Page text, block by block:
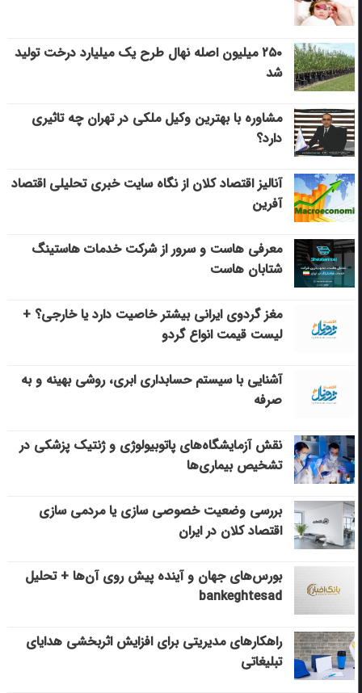
۲۵۰ میلیون اصله نهال طرح یک میلیارد درخت تولید
شد
مشاوره با بهترین وکیل ملکی در تهران چه تاثیری
دارد؟
آنالیز اقتصاد کلان از نگاه سایت خبری تحلیلی اقتصاد
آفرین
معرفی هاست و سرور از شرکت خدمات هاستینگ
شتابان هاست
مغز گردوی ایرانی بیشتر خاصیت دارد یا خارجی؟ +
لیست قیمت انواع گردو
آشنایی با سیستم حسابداری ابری، روشی بهینه و به
صرفه
نقش آزمایشگاه‌های پاتوبیولوژی و ژنتیک پزشکی در
تشخیص بیماری‌ها
بررسی وضعیت خصوصی سازی یا مردمی سازی
اقتصاد کلان در ایران
بورس‌های جهان و آینده پیش روی آن‌ها + تحلیل
bankeghtesad
راهکارهای مدیریتی برای افزایش اثربخشی هدایای
تبلیغاتی